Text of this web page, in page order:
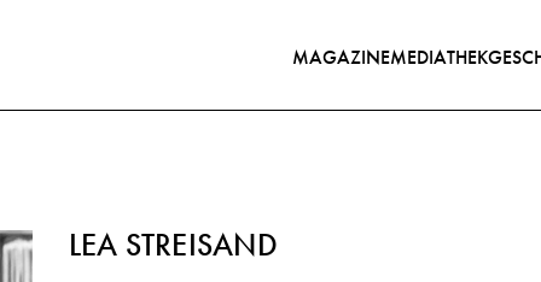
MAGAZINEMEDIATHEK
LEA STREISAND